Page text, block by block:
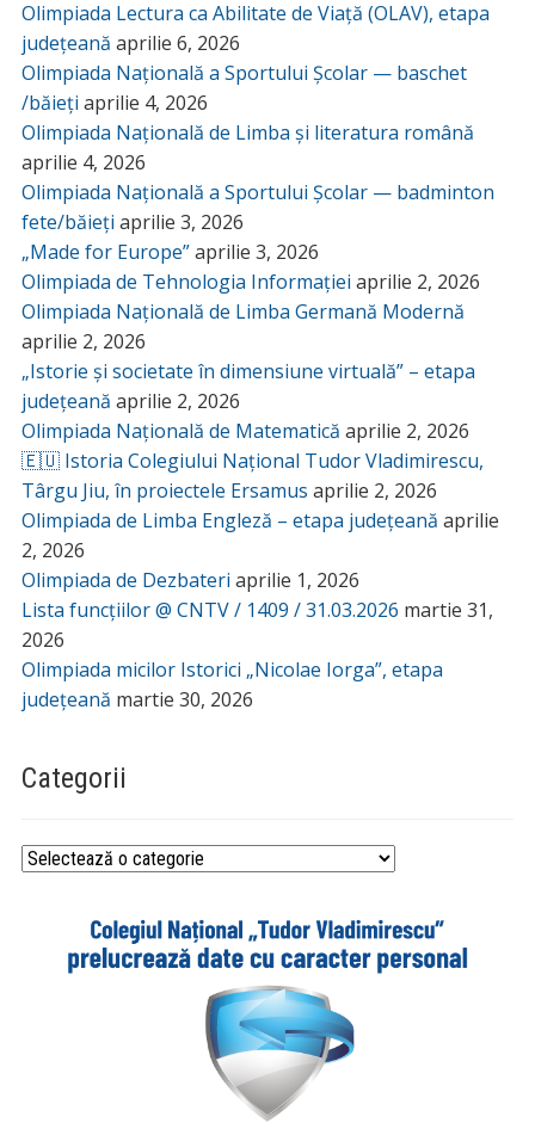
Olimpiada Lectura ca Abilitate de Viață (OLAV), etapa
județeană aprilie 6, 2026
Olimpiada Națională a Sportului Școlar — baschet
/băieți aprilie 4, 2026
Olimpiada Națională de Limba și literatura română
aprilie 4, 2026
Olimpiada Națională a Sportului Școlar — badminton
fete/băieți aprilie 3, 2026
„Made for Europe”aprilie 3, 2026
Olimpiada de Tehnologia Informației aprilie 2, 2026
Olimpiada Națională de Limba Germană Modernă
aprilie 2, 2026
„Istorie și societate în dimensiune virtuală” – etapa
județeană aprilie 2, 2026
Olimpiada Națională de Matematică aprilie 2, 2026
🇪🇺 Istoria Colegiului Național Tudor Vladimirescu,
Târgu Jiu, în proiectele Ersamus aprilie 2, 2026
Olimpiada de Limba Engleză – etapa județeană aprilie
2, 2026
Olimpiada de Dezbateri aprilie 1, 2026
Lista funcțiilor @ CNTV / 1409 / 31.03.2026 martie 31,
2026
Olimpiada micilor Istorici „Nicolae Iorga”, etapa
județeană martie 30, 2026
Categorii
Categorii